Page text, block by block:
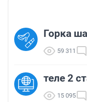
Горка
59 311
теле 2
15 095